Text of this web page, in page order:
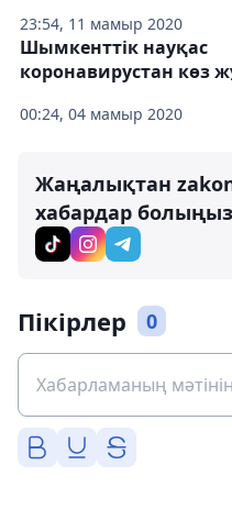
23:54, 11 мамыр 2020
00:24, 04 мамыр 2020
Шымкенттік науқас
коронавирустан көз
Жаңалықтан
хабардар
Пікірлер 0